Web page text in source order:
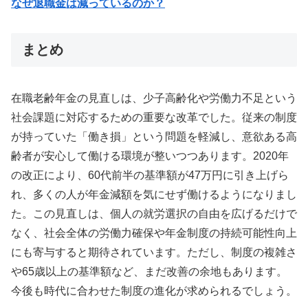
なぜ退職金は減っているのか？
まとめ
在職老齢年金の見直しは、少子高齢化や労働力不足という
社会課題に対応するための重要な改革でした。従来の制度
が持っていた「働き損」という問題を軽減し、意欲ある高
齢者が安心して働ける環境が整いつつあります。2020年
の改正により、60代前半の基準額が47万円に引き上げら
れ、多くの人が年金減額を気にせず働けるようになりまし
た。この見直しは、個人の就労選択の自由を広げるだけで
なく、社会全体の労働力確保や年金制度の持続可能性向上
にも寄与すると期待されています。ただし、制度の複雑さ
や65歳以上の基準額など、まだ改善の余地もあります。
今後も時代に合わせた制度の進化が求められるでしょう。